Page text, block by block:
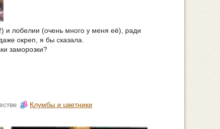
и лобелии (очень много у меня её), ради
окреп, я бы сказала.
заморозки?
Клумбы и цветники